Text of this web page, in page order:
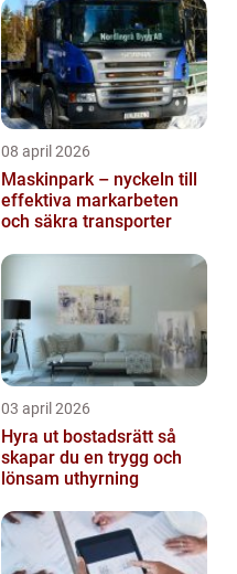
08 april 2026
Maskinpark – nyckeln till
effektiva markarbeten
och säkra transporter
03 april 2026
Hyra ut bostadsrätt så
skapar du en trygg och
lönsam uthyrning